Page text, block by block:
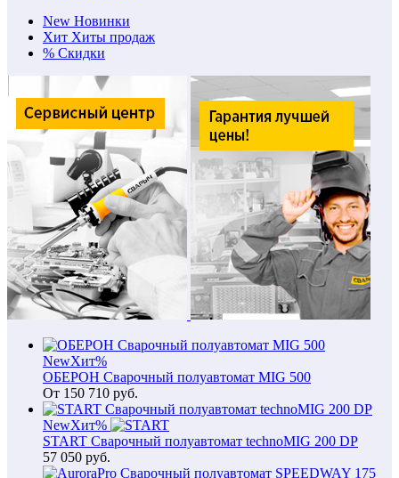
New Новинки
Хит Хиты продаж
% Скидки
NewХит%
ОБЕРОН Сварочный полуавтомат MIG 500
От 150 710 руб.
NewХит%
START Сварочный полуавтомат technoMIG 200 DP
57 050 руб.